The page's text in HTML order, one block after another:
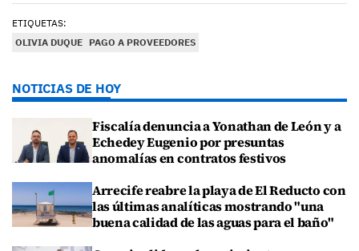
ETIQUETAS:
OLIVIA DUQUE PAGO A PROVEEDORES
NOTICIAS DE HOY
Fiscalía denuncia a Yonathan de León y a
Echedey Eugenio por presuntas
anomalías en contratos festivos
Arrecife reabre la playa de El Reducto con
las últimas analíticas mostrando "una
buena calidad de las aguas para el baño"